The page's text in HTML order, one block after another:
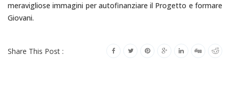
meravigliose immagini per autofinanziare il Progetto e formare
Giovani.
Share This Post :